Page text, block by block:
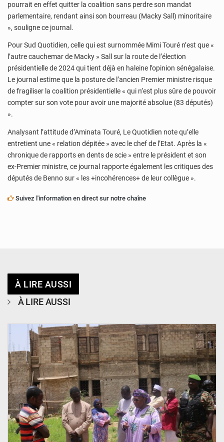
pourrait en effet quitter la coalition sans perdre son mandat
parlementaire, rendant ainsi son bourreau (Macky Sall) minoritaire
», souligne ce journal.
Pour Sud Quotidien, celle qui est surnommée Mimi Touré n’est que «
l’autre cauchemar de Macky » Sall sur la route de l’élection
présidentielle de 2024 qui tient déjà en haleine l’opinion sénégalaise.
Le journal estime que la posture de l’ancien Premier ministre risque
de fragiliser la coalition présidentielle « qui n’est plus sûre de pouvoir
compter sur son vote pour avoir une majorité absolue (83 députés)
».
Analysant l’attitude d’Aminata Touré, Le Quotidien note qu’elle
entretient une « relation dépitée » avec le chef de l’Etat. Après la «
chronique de rapports en dents de scie » entre le président et son
ex-Premier ministre, ce journal rapporte également les critiques des
députés de Benno sur « les +incohérences+ de leur collègue ».
Suivez l'information en direct sur notre chaîne
À LIRE AUSSI
À LIRE AUSSI